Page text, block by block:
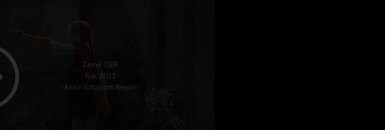
Země: GBR
Rok: 2023
Režie: Charlotte Regan